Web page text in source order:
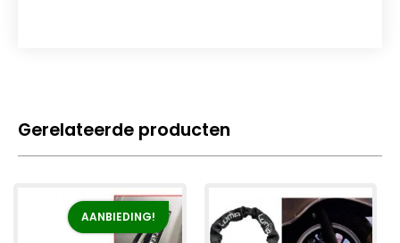
Gerelateerde producten
AANBIEDING!